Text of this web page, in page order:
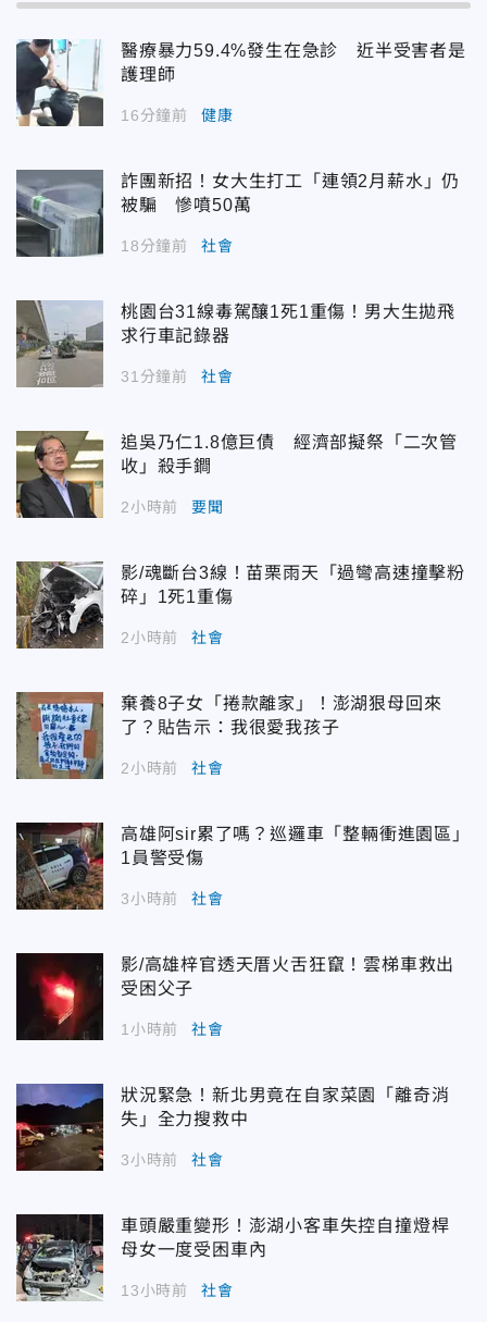
醫療暴力59.4%發生在急診 近半受害者是
護理師
16分鐘前 健康
詐團新招！女大生打工「連領2月薪水」仍
被騙 慘噴50萬
18分鐘前 社會
桃園台31線毒駕釀1死1重傷！男大生拋飛
求行車記錄器
31分鐘前 社會
追吳乃仁1.8億巨債 經濟部擬祭「二次管
收」殺手鐧
2小時前 要聞
影/魂斷台3線！苗栗雨天「過彎高速撞擊粉
碎」1死1重傷
2小時前 社會
棄養8子女「捲款離家」！澎湖狠母回來
了？貼告示：我很愛我孩子
2小時前 社會
高雄阿sir累了嗎？巡邏車「整輛衝進園區」
1員警受傷
3小時前 社會
影/高雄梓官透天厝火舌狂竄！雲梯車救出
受困父子
1小時前 社會
狀況緊急！新北男竟在自家菜園「離奇消
失」全力搜救中
3小時前 社會
車頭嚴重變形！澎湖小客車失控自撞燈桿
母女一度受困車內
13小時前 社會